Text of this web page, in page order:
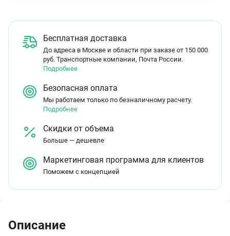
Бесплатная доставка
До адреса в Москве и области при заказе от 150 000
руб. Транспортные компании, Почта России.
Подробнее
Безопасная оплата
Мы работаем только по безналичному расчету.
Подробнее
Скидки от объема
Больше — дешевле
Маркетинговая программа для клиентов
Поможем с концепцией
Описание